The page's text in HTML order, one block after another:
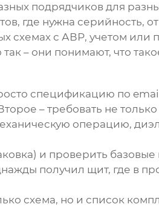
подрядчиков для
где нужна серийность,
схемах с АВР, учетом или
– они понимают, что
спецификацию по
– требовать не
операцию,
и проверить
получил щит, где в
схема, но и список